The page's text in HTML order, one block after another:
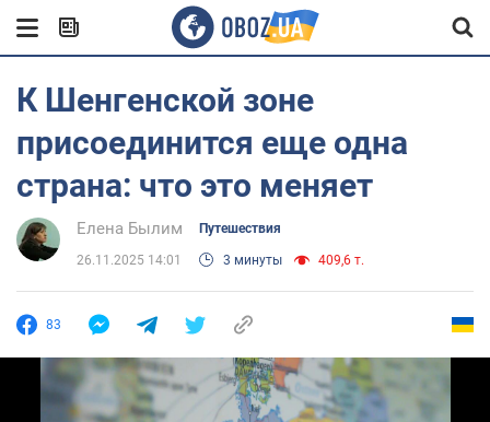
К Шенгенской зоне
присоединится еще одна
страна: что это меняет
Елена Былим Путешествия
26.11.2025 14:01 3 минуты 409,6 т.
83